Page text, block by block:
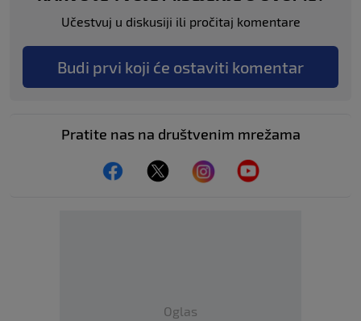
Učestvuj u diskusiji ili pročitaj komentare
Budi prvi koji će ostaviti komentar
Pratite nas na društvenim mrežama
Oglas